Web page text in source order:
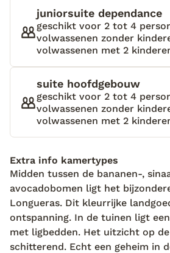
kleurrijke landgoed het domein
levensgenieters. Ik genoot er
smaakvol ingerichte kamers, het
zwembad, middenin het mooiste
Gran Canaria. Tsja, ik zou gek
bewaarde geheim van deze
verklappen…
juniorsuite dependance
geschikt voor 2 tot 4
volwassenen zonder
volwassenen met 2
suite hoofdgebouw
geschikt voor 2 tot 4
volwassenen zonder
volwassenen met 2
Extra info kamertypes
Midden tussen de bananen-,
avocadobomen ligt het
Longueras. Dit kleurrijke
ontspanning. In de tuinen ligt
met ligbedden. Het uitzicht op
schitterend. Echt een geheim in